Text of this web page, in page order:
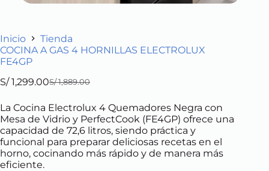
Inicio
Tienda
COCINA A GAS 4 HORNILLAS ELECTROLUX
FE4GP
S/1,889.00
Original
was:
S/ 1,889.00.
S/1,299.00Current
is:
S/ 1,299.00.
La Cocina Electrolux 4 Quemadores Negra con
Mesa de Vidrio y PerfectCook (FE4GP) ofrece una
capacidad de 72,6 litros, siendo práctica y
funcional para preparar deliciosas recetas en el
horno, cocinando más rápido y de manera más
eficiente.